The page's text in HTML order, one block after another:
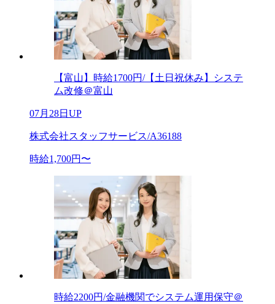
【富山】時給1700円/【土日祝休み】システ
ム改修＠富山
07月28日UP
株式会社スタッフサービス/A36188
時給1,700円〜
時給2200円/金融機関でシステム運用保守＠